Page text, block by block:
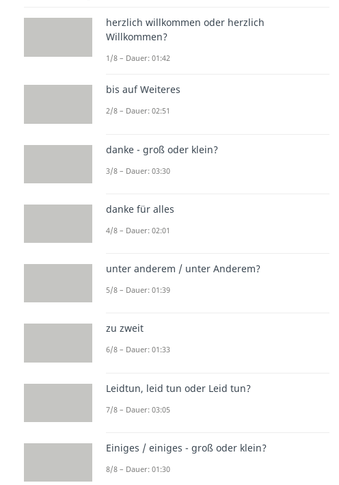
herzlich willkommen oder herzlich
Willkommen?
1/8 – Dauer: 01:42
bis auf Weiteres
2/8 – Dauer: 02:51
danke - groß oder klein?
3/8 – Dauer: 03:30
danke für alles
4/8 – Dauer: 02:01
unter anderem / unter Anderem?
5/8 – Dauer: 01:39
zu zweit
6/8 – Dauer: 01:33
Leidtun, leid tun oder Leid tun?
7/8 – Dauer: 03:05
Einiges / einiges - groß oder klein?
8/8 – Dauer: 01:30